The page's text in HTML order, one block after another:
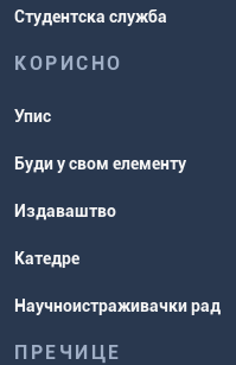
Студентска служба
КОРИСНО
Упис
Буди у свом елементу
Издаваштво
Катедре
Научноистраживачки рад
ПРЕЧИЦЕ